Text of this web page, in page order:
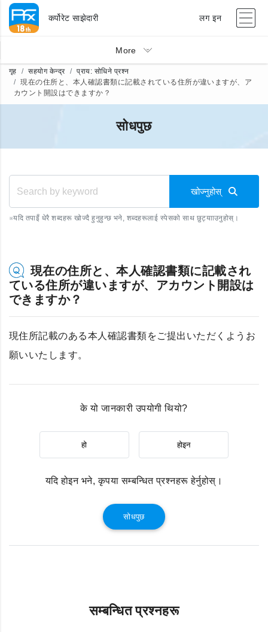
कर्पोरेट साझेदारी लग इन
More
गृह सहयोग केन्द्र
प्राय: सोधिने प्रश्न
現在の住所と、本人確認書類に記載されている住所が違いますが、ア
カウント開設はできますか？
सोधपुछ
खोज्नुहोस्
※यदि तपाइँ धेरै शब्दहरू खोज्दै हुनुहुन्छ भने, शब्दहरूलाई स्पेसको साथ छुट्यााउनुहोस्।
現在の住所と、本人確認書類に記載され
ている住所が違いますが、アカウント開設は
できますか？
現住所記載のある本人確認書類をご提出いただくようお
願いいたします。
के यो जानकारी उपयोगी थियो?
हो होइन
यदि होइन भने, कृपया सम्बन्धित प्रश्नहरू हेर्नुहोस्।
सोधपुछ
सम्बन्धित प्रश्नहरू